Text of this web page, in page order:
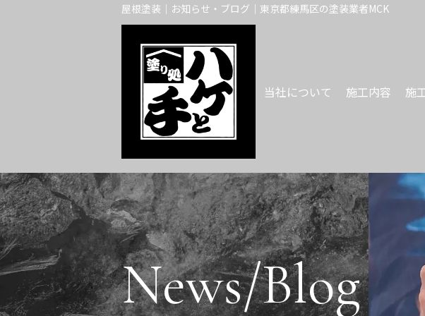
屋根塗装｜お知らせ・ブログ｜東京都練馬区の塗装業者MCK
当社について 施工内容 施
News/Blog